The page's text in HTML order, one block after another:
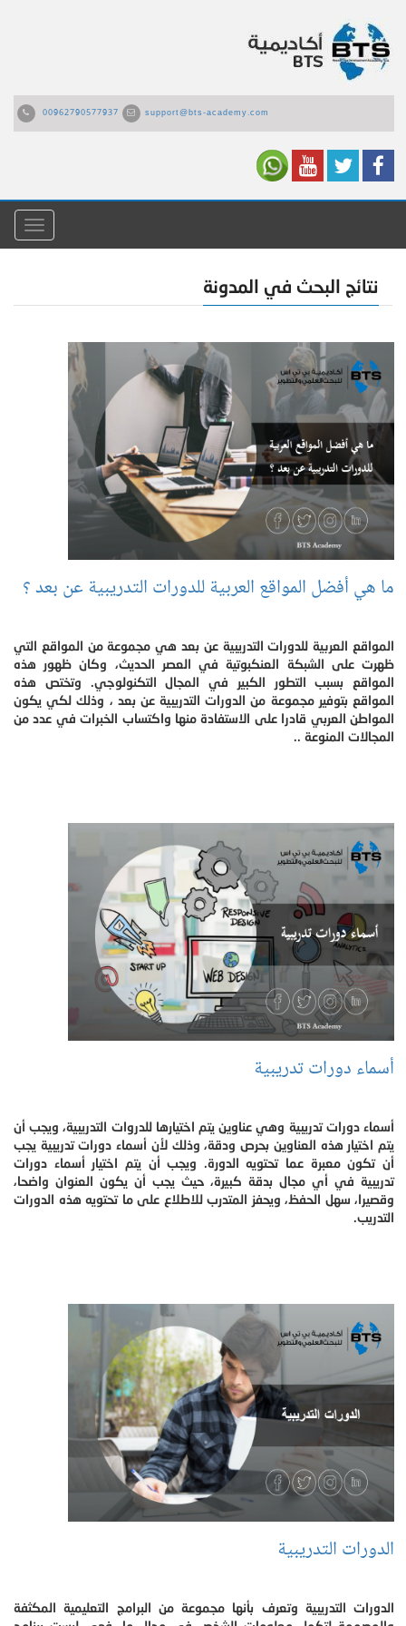
00962790577937 support@bts-academy.com
القائمة
نتائج البحث في المدونة
ما هي أفضل المواقع العربية للدورات التدريبية عن بعد ؟
المواقع العربية للدورات التدريبية عن بعد هي مجموعة من المواقع التي
ظهرت على الشبكة العنكبوتية في العصر الحديث، وكان ظهور هذه
المواقع بسبب التطور الكبير في المجال التكنولوجي. وتختص هذه
المواقع بتوفير مجموعة من الدورات التدريبية عن بعد ، وذلك لكي يكون
المواطن العربي قادرا على الاستفادة منها واكتساب الخبرات في عدد من
المجالات المنوعة ..
أسماء دورات تدريبية
أسماء دورات تدريبية وهي عناوين يتم اختيارها للدروات التدريبية، ويجب أن
يتم اختيار هذه العناوين بحرص ودقة، وذلك لأن أسماء دورات تدريبية يجب
أن تكون معبرة عما تحتويه الدورة. ويجب أن يتم اختيار أسماء دورات
تدريبية في أي مجال بدقة كبيرة، حيث يجب أن يكون العنوان واضحا،
وقصيرا، سهل الحفظ، ويحفز المتدرب للاطلاع على ما تحتويه هذه الدورات
التدريب.
الدورات التدريبية
الدورات التدريبية وتعرف بأنها مجموعة من البرامج التعليمية المكثفة